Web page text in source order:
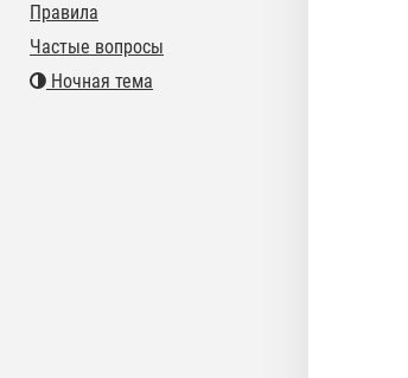
Правила
Частые вопросы
Ночная тема